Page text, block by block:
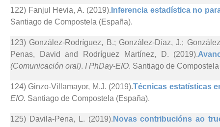
122) Fanjul Hevia, A. (2019). Inferencia estadística no
Santiago de Compostela (España).
123) González-Rodríguez, B.; González-Díaz, J.;
Penas, David and Rodríguez Martínez, D. (2019).
(Comunicación oral). I PhDay-EIO. Santiago de
124) Ginzo-Villamayor, M.J. (2019).Técnicas estatísticas
EIO. Santiago de Compostela (España).
125) Davila-Pena, L. (2019). Novas contribucións ao